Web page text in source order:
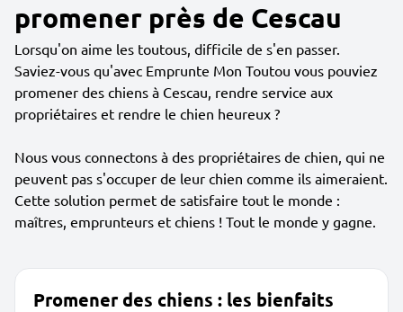
promener près de Cescau
Lorsqu'on aime les toutous, difficile de s'en passer.
Saviez-vous qu'avec Emprunte Mon Toutou vous pouviez
promener des chiens à Cescau, rendre service aux
propriétaires et rendre le chien heureux ?
Nous vous connectons à des propriétaires de chien, qui ne
peuvent pas s'occuper de leur chien comme ils aimeraient.
Cette solution permet de satisfaire tout le monde :
maîtres, emprunteurs et chiens ! Tout le monde y gagne.
Promener des chiens : les bienfaits